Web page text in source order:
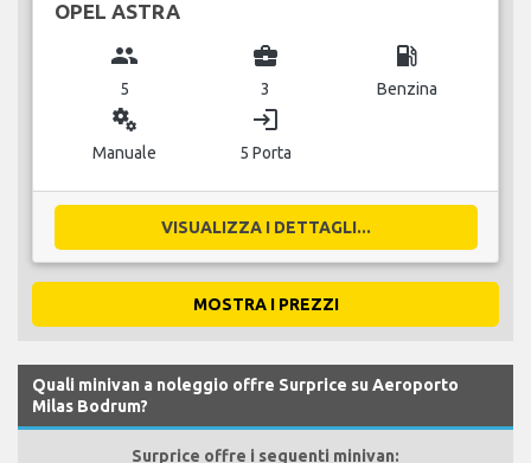
OPEL ASTRA
group
5
business_center
3
local_gas_station
Benzina
miscellaneous_services
Manuale
login
5 Porta
VISUALIZZA I DETTAGLI...
MOSTRA I PREZZI
Quali minivan a noleggio offre Surprice su Aeroporto
Milas Bodrum?
Surprice offre i seguenti minivan: